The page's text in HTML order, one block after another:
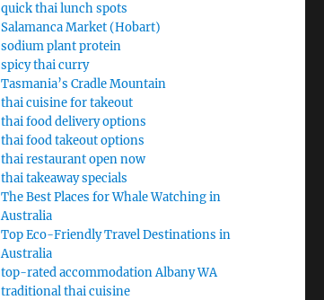
quick thai lunch spots
Salamanca Market (Hobart)
sodium plant protein
spicy thai curry
Tasmania’s Cradle Mountain
thai cuisine for takeout
thai food delivery options
thai food takeout options
thai restaurant open now
thai takeaway specials
The Best Places for Whale Watching in
Australia
Top Eco-Friendly Travel Destinations in
Australia
top-rated accommodation Albany WA
traditional thai cuisine